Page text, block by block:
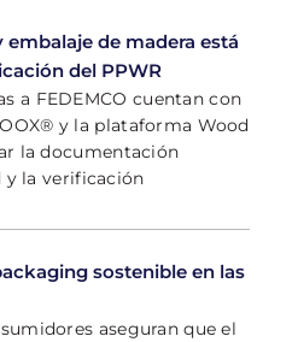
embalaje de madera está
del PPWR
a FEDEMCO cuentan con
y la plataforma Wood
la documentación
y la verificación
sostenible en las
aseguran que el